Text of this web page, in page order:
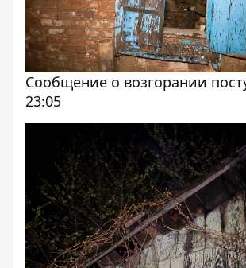
Сообщение о возгорании
23:05